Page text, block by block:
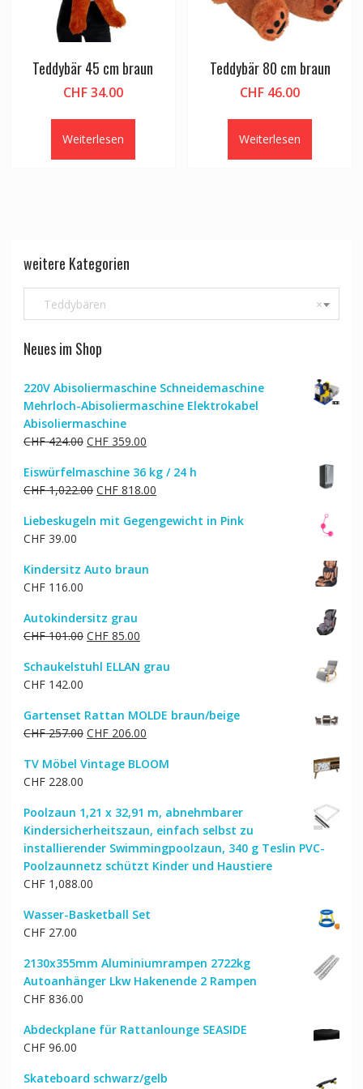
Teddybär 45 cm braun
CHF34.00
Weiterlesen
Teddybär 80 cm braun
CHF 46.00
Weiterlesen
weitere Kategorien
×
Teddybären
Neues im Shop
220V Abisoliermaschine Schneidemaschine
Mehrloch-Abisoliermaschine Elektrokabel
Abisoliermaschine
CHF424.00 Ursprünglicher
war:
CHF 424.00
CHF359.00Aktueller
ist:
CHF 359.00.
Eiswürfelmaschine 36 kg / 24 h
CHF1,022.00 Ursprünglicher
war:
CHF818.00Aktueller
ist:
Liebeskugeln mit Gegengewicht in Pink
CHF39.00
Kindersitz Auto braun
CHF116.00
Autokindersitz grau
CHF101.00 Ursprünglicher
war:
CHF85.00Aktueller
ist:
Schaukelstuhl ELLAN grau
CHF142.00
Gartenset Rattan MOLDE braun/beige
CHF257.00 Ursprünglicher
war:
CHF206.00Aktueller
ist:
TV Möbel Vintage BLOOM
CHF228.00
Poolzaun 1,21 x 32,91 m, abnehmbarer
Kindersicherheitszaun, einfach selbst zu
installierender Swimmingpoolzaun, 340 g Teslin PVC-
Poolzaunnetz schützt Kinder und Haustiere
CHF1,088.00
Wasser-Basketball Set
CHF27.00
2130x355mm Aluminiumrampen 2722kg
Autoanhänger Lkw Hakenende 2 Rampen
CHF836.00
Abdeckplane für Rattanlounge SEASIDE
CHF96.00
Skateboard schwarz/gelb